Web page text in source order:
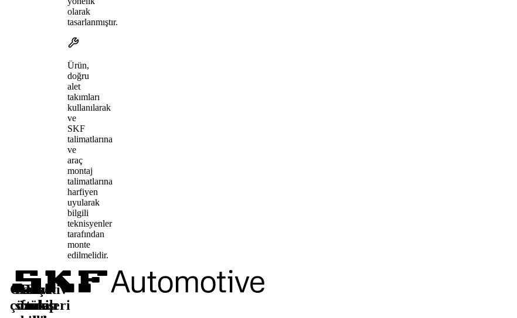
olarak
tasarlanmıştır.
Ürün,
doğru
alet
takımları
kullanılarak
ve
SKF
talimatlarına
ve
araç
montaj
talimatlarına
harfiyen
uyularak
bilgili
teknisyenler
tarafından
monte
edilmelidir.
Otomotiv
çözümleri
Satış
sonrası
Daha
fazla
Bizi
takip